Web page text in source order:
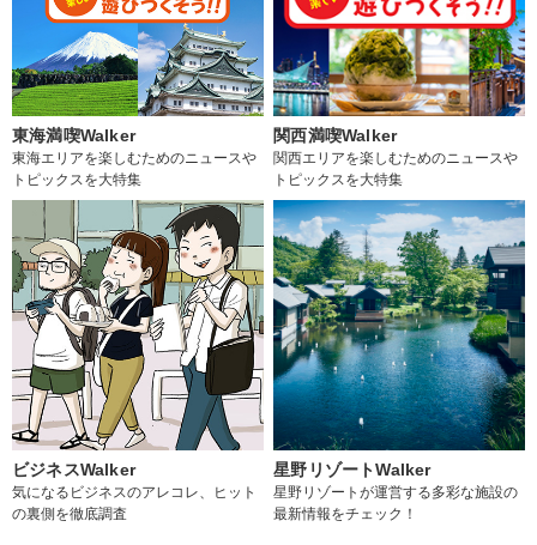
東海満喫Walker
東海エリアを楽しむためのニュースや
トピックスを大特集
関西満喫Walker
関西エリアを楽しむためのニュースや
トピックスを大特集
ビジネスWalker
気になるビジネスのアレコレ、ヒット
の裏側を徹底調査
星野リゾートWalker
星野リゾートが運営する多彩な施設の
最新情報をチェック！